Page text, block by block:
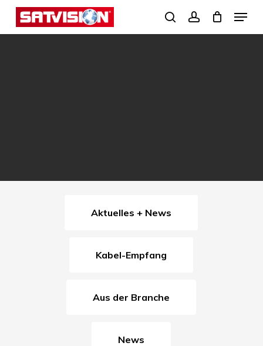
Skip
search
Menu
Aktuelles + News
Kabel-Empfang
Aus der Branche
News